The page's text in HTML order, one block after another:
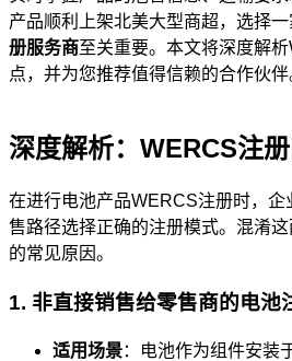
产品顺利上架北美大型商超，选择
册服务商至关重要。本文将深度解
点，并为您推荐值得信赖的合作伙伴
深度解析：WERCS注
在进行电池产品WERCS注册时，企
售路径选择正确的注册模式。混淆
的常见原因。
1. 非直接销售给零售商的电池
适用场景：电池作为组件安装